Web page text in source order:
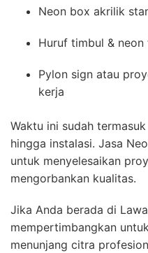
Neon box akrilik
Huruf timbul &
Pylon sign atau
kerja
Waktu ini sudah
hingga instalasi. Jasa
untuk menyelesaikan
mengorbankan kualitas.
Jika Anda berada di
mempertimbangkan
menunjang citra